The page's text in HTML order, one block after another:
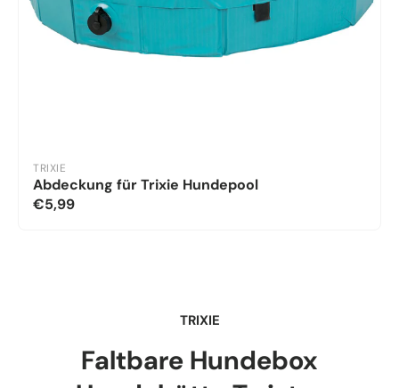
TRIXIE
Abdeckung für Trixie Hundepool
€5,99
TRIXIE
Faltbare Hundebox